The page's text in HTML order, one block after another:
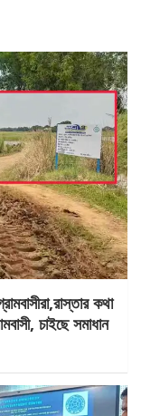
কথা
চাইছে সমাধান